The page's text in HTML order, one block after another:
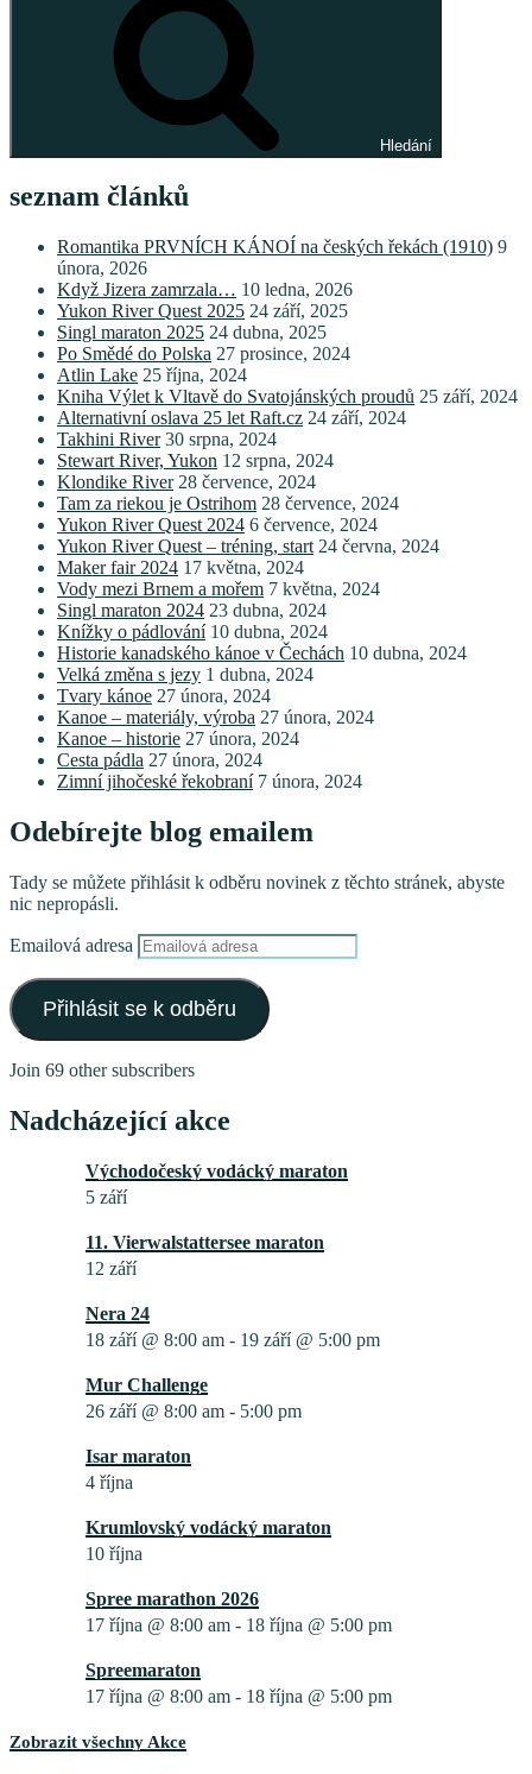
Hledání
seznam článků
Romantika PRVNÍCH KÁNOÍ na českých řekách (1910) 9
února, 2026
Když Jizera zamrzala… 10 ledna, 2026
Yukon River Quest 2025 24 září, 2025
Singl maraton 2025 24 dubna, 2025
Po Smědé do Polska 27 prosince, 2024
Atlin Lake 25 října, 2024
Kniha Výlet k Vltavě do Svatojánských proudů 25 září, 2024
Alternativní oslava 25 let Raft.cz 24 září, 2024
Takhini River 30 srpna, 2024
Stewart River, Yukon 12 srpna, 2024
Klondike River 28 července, 2024
Tam za riekou je Ostrihom 28 července, 2024
Yukon River Quest 2024 6 července, 2024
Yukon River Quest – tréning, start 24 června, 2024
Maker fair 2024 17 května, 2024
Vody mezi Brnem a mořem 7 května, 2024
Singl maraton 2024 23 dubna, 2024
Knížky o pádlování 10 dubna, 2024
Historie kanadského kánoe v Čechách 10 dubna, 2024
Velká změna s jezy 1 dubna, 2024
Tvary kánoe 27 února, 2024
Kanoe – materiály, výroba 27 února, 2024
Kanoe – historie 27 února, 2024
Cesta pádla 27 února, 2024
Zimní jihočeské řekobraní 7 února, 2024
Odebírejte blog emailem
Tady se můžete přihlásit k odběru novinek z těchto stránek, abyste
nic nepropásli.
Emailová adresa
Přihlásit se k odběru
Join 69 other subscribers
Nadcházející akce
Východočeský vodácký maraton
5 září
11. Vierwalstattersee maraton
12 září
Nera 24
18 září @ 8:00 am - 19 září @ 5:00 pm
Mur Challenge
26 září @ 8:00 am - 5:00 pm
Isar maraton
4 října
Krumlovský vodácký maraton
10 října
Spree marathon 2026
17 října @ 8:00 am - 18 října @ 5:00 pm
Spreemaraton
17 října @ 8:00 am - 18 října @ 5:00 pm
Zobrazit všechny Akce